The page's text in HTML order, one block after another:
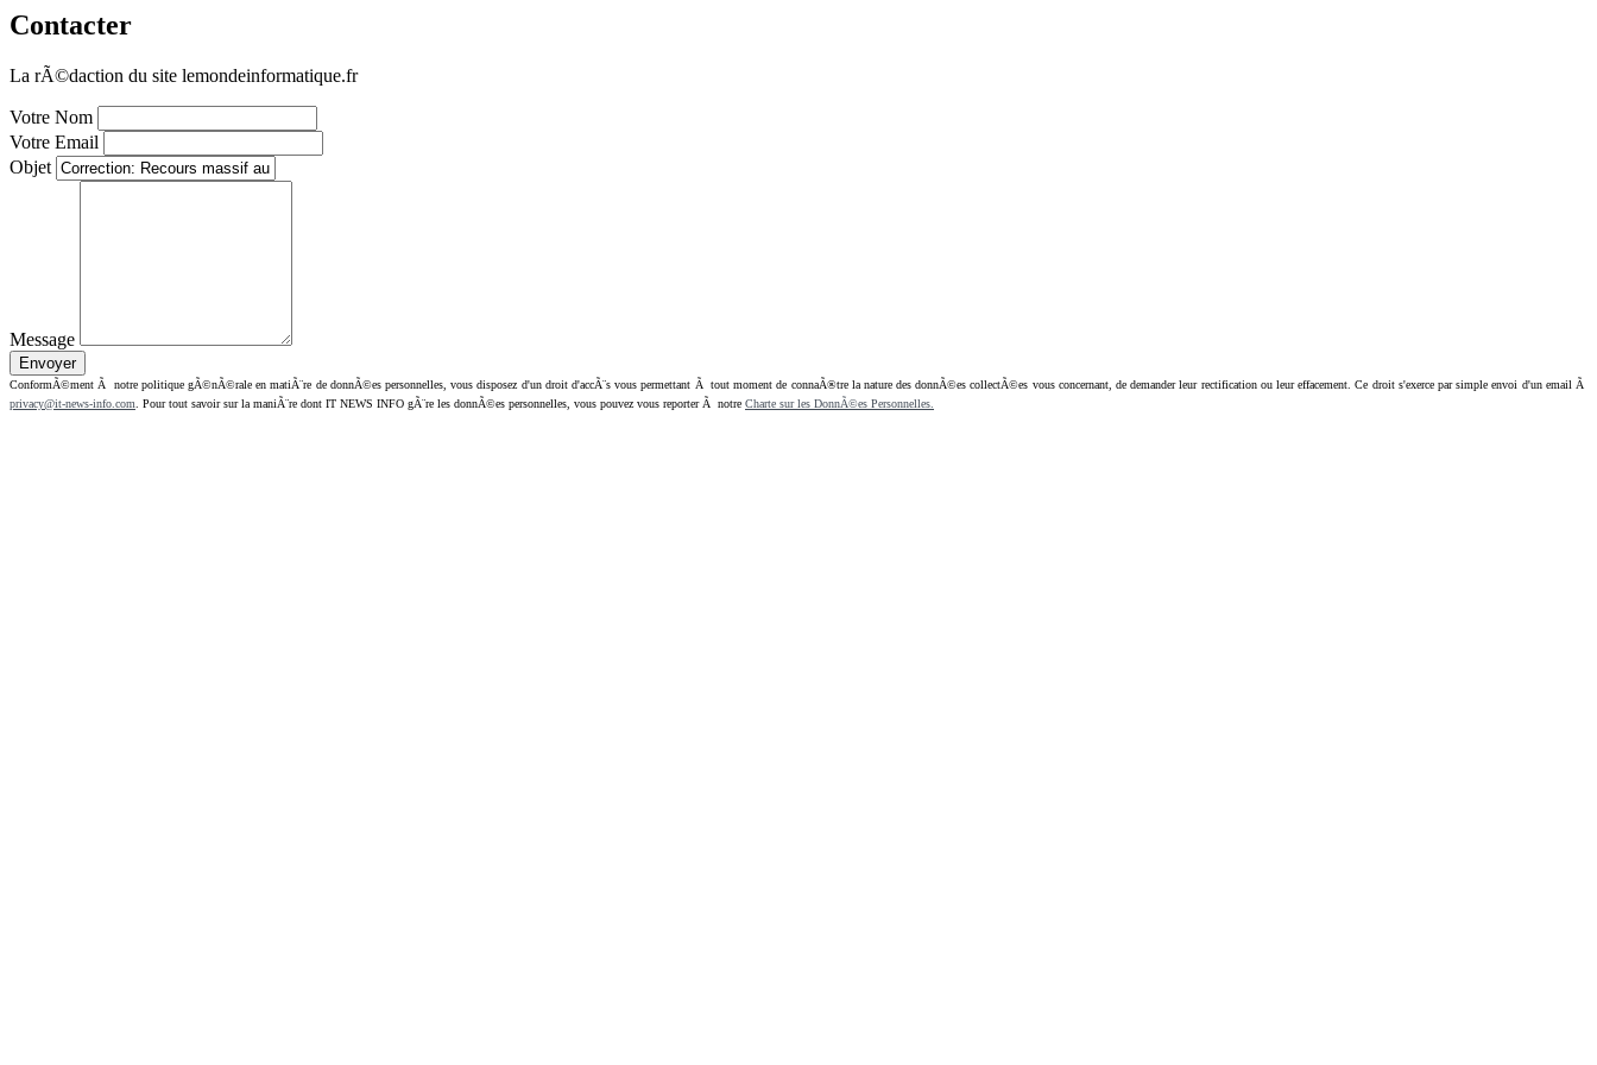
Contacter
La rÃ©daction du site lemondeinformatique.fr
Votre Nom
Votre Email
Objet
Message
ConformÃ©ment Ã notre politique gÃ©nÃ©rale en matiÃ¨re de donnÃ©es personnelles, vous disposez d'un droit d'accÃ¨s vous permettant Ã tout moment de connaÃ®tre la nature des donnÃ©es collectÃ©es vous concernant, de demander leur rectification ou leur effacement. Ce droit s'exerce par simple envoi d'un email Ã
privacy@it-news-info.com . Pour tout savoir sur la maniÃ¨re dont IT NEWS INFO gÃ¨re les donnÃ©es personnelles, vous pouvez vous reporter Ã notre Charte sur les DonnÃ©es Personnelles.